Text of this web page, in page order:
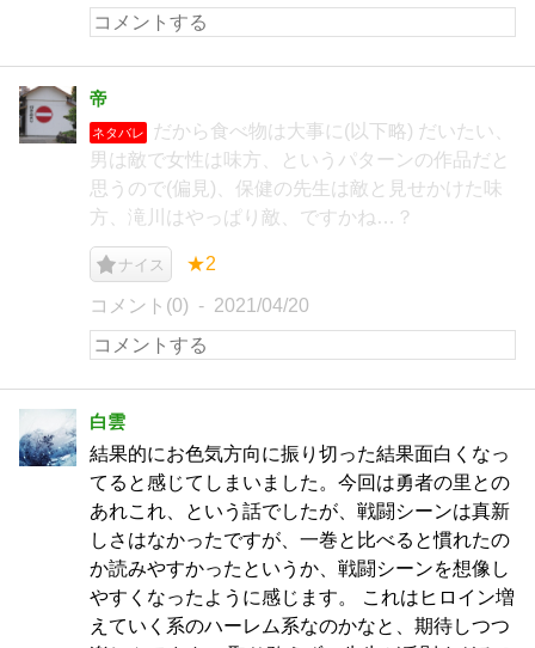
帝
ネタバレ
だから食べ物は大事に(以下略) だいたい、
男は敵で女性は味方、というパターンの作品だと
思うので(偏見)、保健の先生は敵と見せかけた味
方、滝川はやっぱり敵、ですかね…？
ナイス ★2
コメント(0) 2021/04/20
白雲
結果的にお色気方向に振り切った結果面白くなっ
てると感じてしまいました。今回は勇者の里との
あれこれ、という話でしたが、戦闘シーンは真新
しさはなかったですが、一巻と比べると慣れたの
か読みやすかったというか、戦闘シーンを想像し
やすくなったように感じます。 これはヒロイン増
えていく系のハーレム系なのかなと、期待しつつ